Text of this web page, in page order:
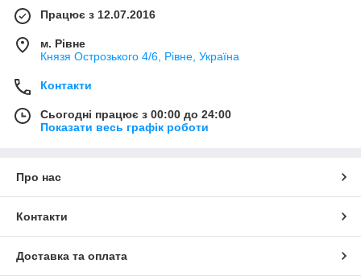
Працює з 12.07.2016
м. Рівне
Князя Острозького 4/6, Рівне, Україна
Контакти
Сьогодні працює з 00:00 до 24:00
Показати весь графік роботи
Про нас
Контакти
Доставка та оплата